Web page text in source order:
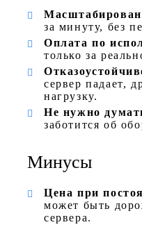
за минуту, без
Оплата по
только за
сервер падает,
нагрузку.
Не нужно
заботится об
Минусы
Цена при
может быть
сервера.